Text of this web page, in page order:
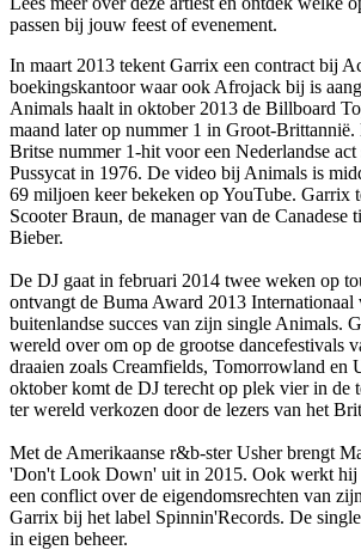
passen bij jouw feest of evenement.
In maart 2013 tekent Garrix een contract bij
boekingskantoor waar ook Afrojack bij is
Animals haalt in oktober 2013 de Billboard
maand later op nummer 1 in Groot-Brittannië.
Britse nummer 1-hit voor een Nederlandse act
Pussycat in 1976. De video bij Animals is
69 miljoen keer bekeken op YouTube. Garrix
Scooter Braun, de manager van de Canadese
Bieber.
De DJ gaat in februari 2014 twee weken op
ontvangt de Buma Award 2013 Internationaal
buitenlandse succes van zijn single Animals.
wereld over om op de grootse dancefestivals
draaien zoals Creamfields, Tomorrowland en
oktober komt de DJ terecht op plek vier in de
ter wereld verkozen door de lezers van het
Met de Amerikaanse r&b-ster Usher brengt
'Don't Look Down' uit in 2015. Ook werkt hij
een conflict over de eigendomsrechten van
Garrix bij het label Spinnin'Records. De
in eigen beheer.